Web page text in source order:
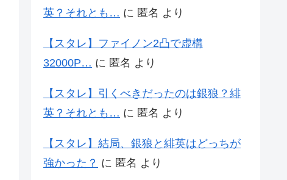
英？それとも… に 匿名 より
【スタレ】ファイノン2凸で虚構
32000P… に 匿名 より
【スタレ】引くべきだったのは銀狼？緋
英？それとも… に 匿名 より
【スタレ】結局、銀狼と緋英はどっちが
強かった？ に 匿名 より